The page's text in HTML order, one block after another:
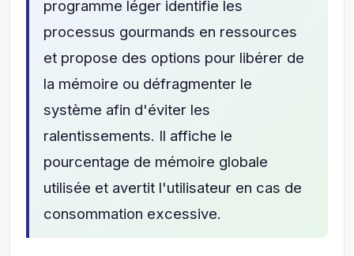
programme léger identifie les
processus gourmands en ressources
et propose des options pour libérer de
la mémoire ou défragmenter le
système afin d'éviter les
ralentissements. Il affiche le
pourcentage de mémoire globale
utilisée et avertit l'utilisateur en cas de
consommation excessive.